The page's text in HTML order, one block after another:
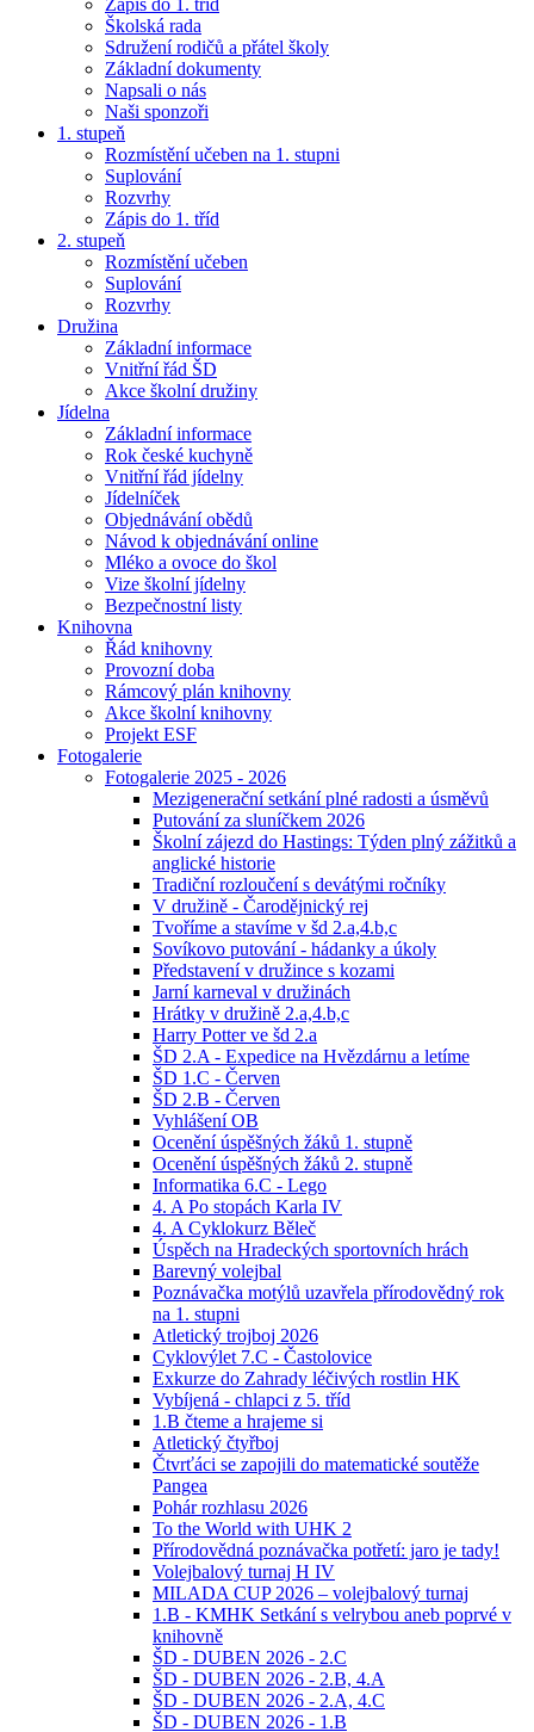
Zápis do 1. tříd
Školská rada
Sdružení rodičů a přátel školy
Základní dokumenty
Napsali o nás
Naši sponzoři
1. stupeň
Rozmístění učeben na 1. stupni
Suplování
Rozvrhy
Zápis do 1. tříd
2. stupeň
Rozmístění učeben
Suplování
Rozvrhy
Družina
Základní informace
Vnitřní řád ŠD
Akce školní družiny
Jídelna
Základní informace
Rok české kuchyně
Vnitřní řád jídelny
Jídelníček
Objednávání obědů
Návod k objednávání online
Mléko a ovoce do škol
Vize školní jídelny
Bezpečnostní listy
Knihovna
Řád knihovny
Provozní doba
Rámcový plán knihovny
Akce školní knihovny
Projekt ESF
Fotogalerie
Fotogalerie 2025 - 2026
Mezigenerační setkání plné radosti a úsměvů
Putování za sluníčkem 2026
Školní zájezd do Hastings: Týden plný zážitků a
anglické historie
Tradiční rozloučení s devátými ročníky
V družině - Čarodějnický rej
Tvoříme a stavíme v šd 2.a,4.b,c
Sovíkovo putování - hádanky a úkoly
Představení v družince s kozami
Jarní karneval v družinách
Hrátky v družině 2.a,4.b,c
Harry Potter ve šd 2.a
ŠD 2.A - Expedice na Hvězdárnu a letíme
ŠD 1.C - Červen
ŠD 2.B - Červen
Vyhlášení OB
Ocenění úspěšných žáků 1. stupně
Ocenění úspěšných žáků 2. stupně
Informatika 6.C - Lego
4. A Po stopách Karla IV
4. A Cyklokurz Běleč
Úspěch na Hradeckých sportovních hrách
Barevný volejbal
Poznávačka motýlů uzavřela přírodovědný rok
na 1. stupni
Atletický trojboj 2026
Cyklovýlet 7.C - Častolovice
Exkurze do Zahrady léčivých rostlin HK
Vybíjená - chlapci z 5. tříd
1.B čteme a hrajeme si
Atletický čtyřboj
Čtvrťáci se zapojili do matematické soutěže
Pangea
Pohár rozhlasu 2026
To the World with UHK 2
Přírodovědná poznávačka potřetí: jaro je tady!
Volejbalový turnaj H IV
MILADA CUP 2026 – volejbalový turnaj
1.B - KMHK Setkání s velrybou aneb poprvé v
knihovně
ŠD - DUBEN 2026 - 2.C
ŠD - DUBEN 2026 - 2.B, 4.A
ŠD - DUBEN 2026 - 2.A, 4.C
ŠD - DUBEN 2026 - 1.B